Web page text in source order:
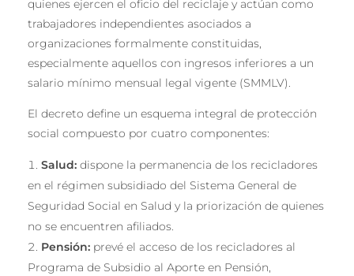
quienes ejercen el oficio del reciclaje y actúan como
trabajadores independientes asociados a
organizaciones formalmente constituidas,
especialmente aquellos con ingresos inferiores a un
salario mínimo mensual legal vigente (SMMLV).
El decreto define un esquema integral de protección
social compuesto por cuatro componentes:
Salud: dispone la permanencia de los recicladores
en el régimen subsidiado del Sistema General de
Seguridad Social en Salud y la priorización de quienes
no se encuentren afiliados.
Pensión: prevé el acceso de los recicladores al
Programa de Subsidio al Aporte en Pensión,